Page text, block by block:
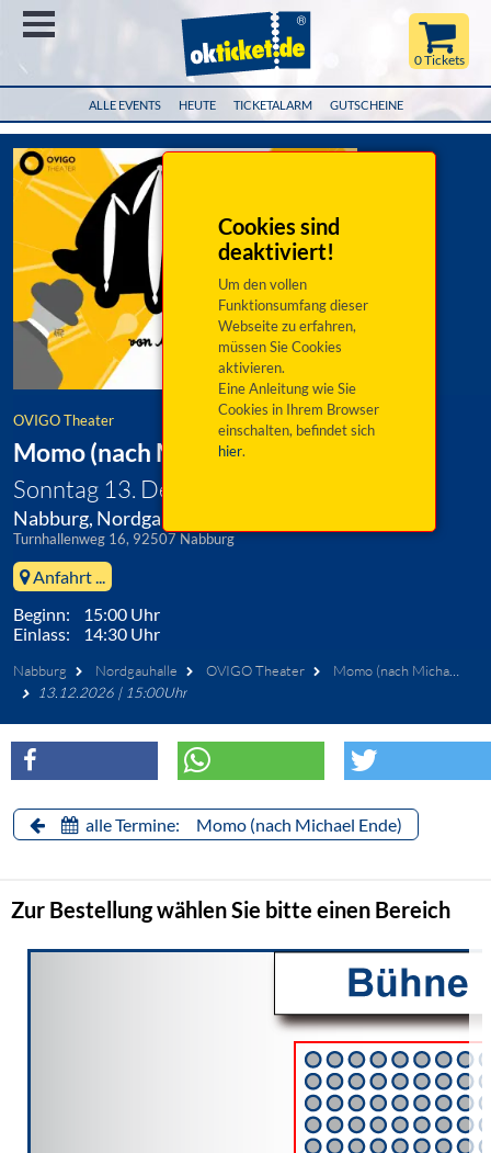
ALLE EVENTS HEUTE TICKETALARM GUTSCHEINE
0 Tickets
Cookies sind
deaktiviert!
Um den vollen
Funktionsumfang dieser
Webseite zu erfahren,
müssen Sie Cookies
aktivieren.
Eine Anleitung wie Sie
Cookies in Ihrem Browser
einschalten, befindet sich
hier.
OVIGO Theater
Momo (nach Michael Ende)
Sonntag 13. Dezember 2026
Nabburg, Nordgauhalle
Turnhallenweg 16, 92507 Nabburg
Anfahrt ...
Beginn: 15:00 Uhr
Einlass: 14:30 Uhr
Nabburg Nordgauhalle OVIGO Theater
Momo (nach Michael Ende)
13.12.2026 | 15:00Uhr
alle Termine: Momo (nach Michael Ende)
Zur Bestellung wählen Sie bitte einen Bereich